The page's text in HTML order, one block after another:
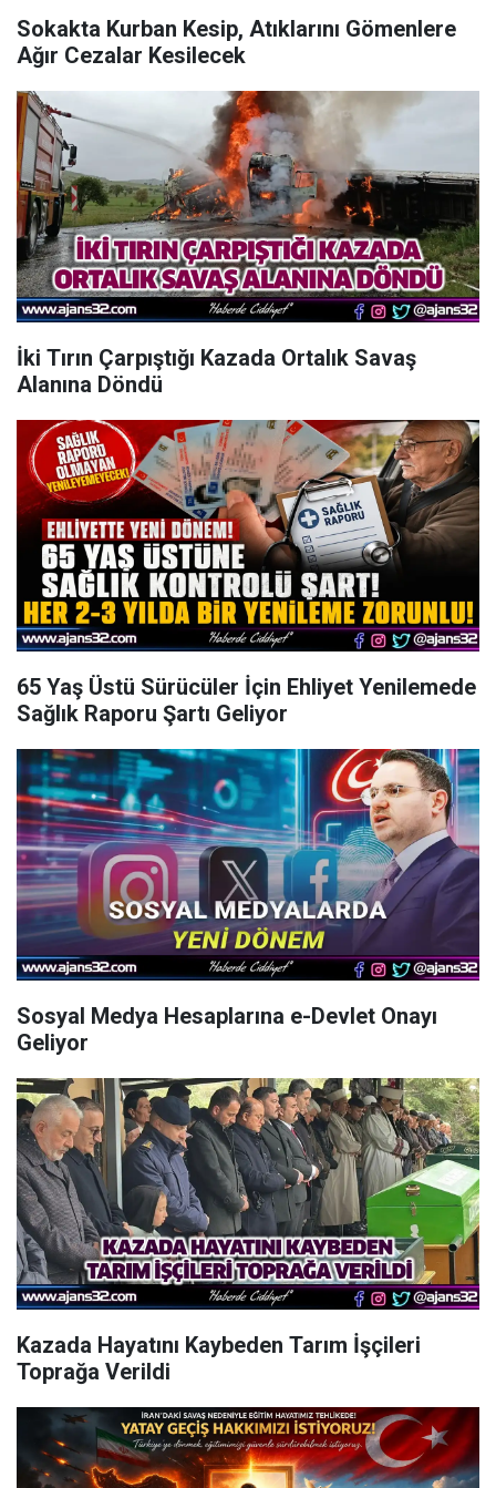
Sokakta Kurban Kesip, Atıklarını Gömenlere
Ağır Cezalar Kesilecek
İki Tırın Çarpıştığı Kazada Ortalık Savaş
Alanına Döndü
65 Yaş Üstü Sürücüler İçin Ehliyet Yenilemede
Sağlık Raporu Şartı Geliyor
Sosyal Medya Hesaplarına e-Devlet Onayı
Geliyor
Kazada Hayatını Kaybeden Tarım İşçileri
Toprağa Verildi